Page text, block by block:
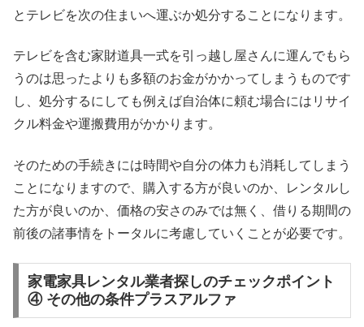
とテレビを次の住まいへ運ぶか処分することになります。
テレビを含む家財道具一式を引っ越し屋さんに運んでもら
うのは思ったよりも多額のお金がかかってしまうものです
し、処分するにしても例えば自治体に頼む場合にはリサイ
クル料金や運搬費用がかかります。
そのための手続きには時間や自分の体力も消耗してしまう
ことになりますので、購入する方が良いのか、レンタルし
た方が良いのか、価格の安さのみでは無く、借りる期間の
前後の諸事情をトータルに考慮していくことが必要です。
家電家具レンタル業者探しのチェックポイント
④ その他の条件プラスアルファ